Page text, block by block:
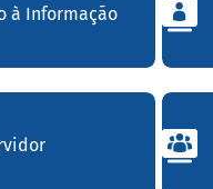
à Informação